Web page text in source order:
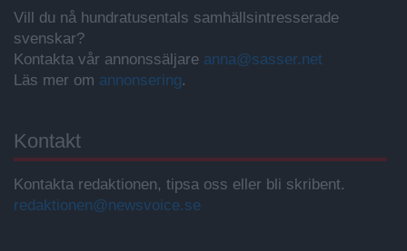
Vill du nå hundratusentals samhällsintresserade
svenskar?
Kontakta vår annonssäljare anna@sasser.net
Läs mer om annonsering.
Kontakt
Kontakta redaktionen, tipsa oss eller bli skribent.
redaktionen@newsvoice.se